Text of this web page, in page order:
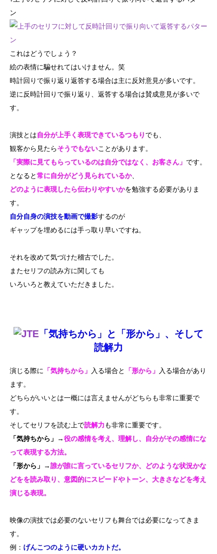
ン
これはどうでしょう？
絵の表情に騙せれてはいけません。笑
時計回りで振り返り返答する場合は主に反対意見が多いです。
逆に反時計回りで振り返り、返答する場合は賛成意見が多いで
す。
演技とは自分が上手く表現できているつもり でも、
観客から見たらそうでもないことがあります。
「実際に見てもらっているのは自分ではなく、お客さん」 です。
となると常に自分がどう見られているか、
どのように表現したら伝わりやすいかを勉強する必要がありま
す。
自分自身の演技を動画で撮影するのが
ギャップを埋めるには手っ取り早いですね。
それを改めて気づけた稽古でした。
またセリフの読み方に関しても
いろいろと教えていただきました。
「気持ちから」と「形から」、そして
読解力
演じる際に 「気持ちから」 入る場合と 「形から」 入る場合があり
ます。
どちらがいいとは一概には言えませんがどちらも非常に重要で
す。
そしてセリフを読む上で読解力も非常に重要です。
「気持ちから」 →役の感情を考え、理解し、自分がその感情にな
って表現する方法。
「形から」 →誰が誰に言っているセリフか、どのような状況かな
どをを読み取り、意図的にスピードやトーン、大きさなどを考え
演じる表現。
映像の演技では必要のないセリフも舞台では必要になってきま
す。
例： げんこつのように硬いカカトだ。